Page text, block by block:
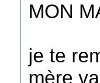
MON
je te
mère